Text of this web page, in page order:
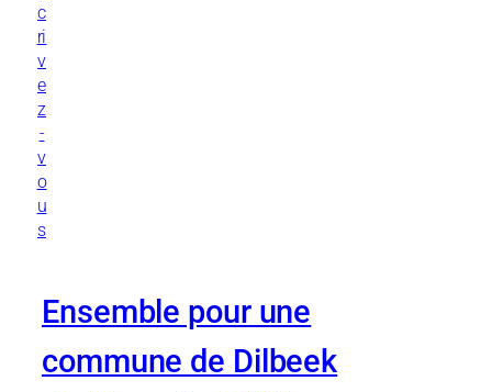
c
ri
v
e
z
-
v
o
u
s
Ensemble pour une
commune de Dilbeek